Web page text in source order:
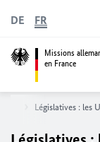
Missions
en France
DE FR
Législatives : les